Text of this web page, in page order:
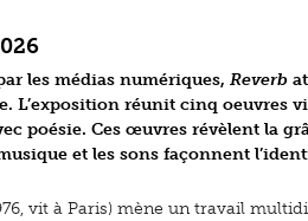
les médias numériques, Reverb
L’exposition réunit cinq oeuvres
poésie. Ces œuvres révèlent la
et les sons façonnent
vit à Paris) mène un travail